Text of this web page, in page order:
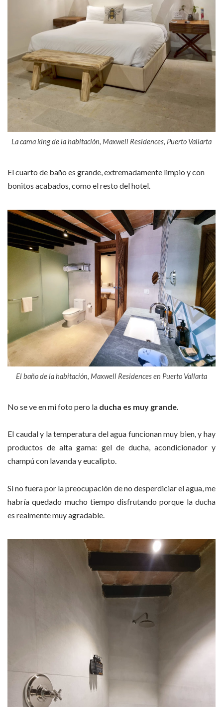
La cama king de la habitación, Maxwell Residences, Puerto Vallarta
El cuarto de baño es grande, extremadamente limpio y con
bonitos acabados, como el resto del hotel.
El baño de la habitación, Maxwell Residences en Puerto Vallarta
No se ve en mi foto pero la ducha es muy grande.
El caudal y la temperatura del agua funcionan muy bien, y hay
productos de alta gama: gel de ducha, acondicionador y
champú con lavanda y eucalipto.
Si no fuera por la preocupación de no desperdiciar el agua, me
habría quedado mucho tiempo disfrutando porque la ducha
es realmente muy agradable.